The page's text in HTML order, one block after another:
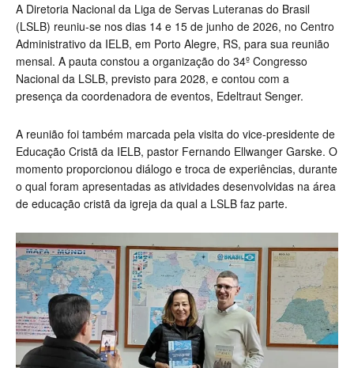
A Diretoria Nacional da Liga de Servas Luteranas do Brasil
(LSLB) reuniu-se nos dias 14 e 15 de junho de 2026, no Centro
Administrativo da IELB, em Porto Alegre, RS, para sua reunião
mensal. A pauta constou a organização do 34º Congresso
Nacional da LSLB, previsto para 2028, e contou com a
presença da coordenadora de eventos, Edeltraut Senger.
A reunião foi também marcada pela visita do vice-presidente de
Educação Cristã da IELB, pastor Fernando Ellwanger Garske. O
momento proporcionou diálogo e troca de experiências, durante
o qual foram apresentadas as atividades desenvolvidas na área
de educação cristã da igreja da qual a LSLB faz parte.